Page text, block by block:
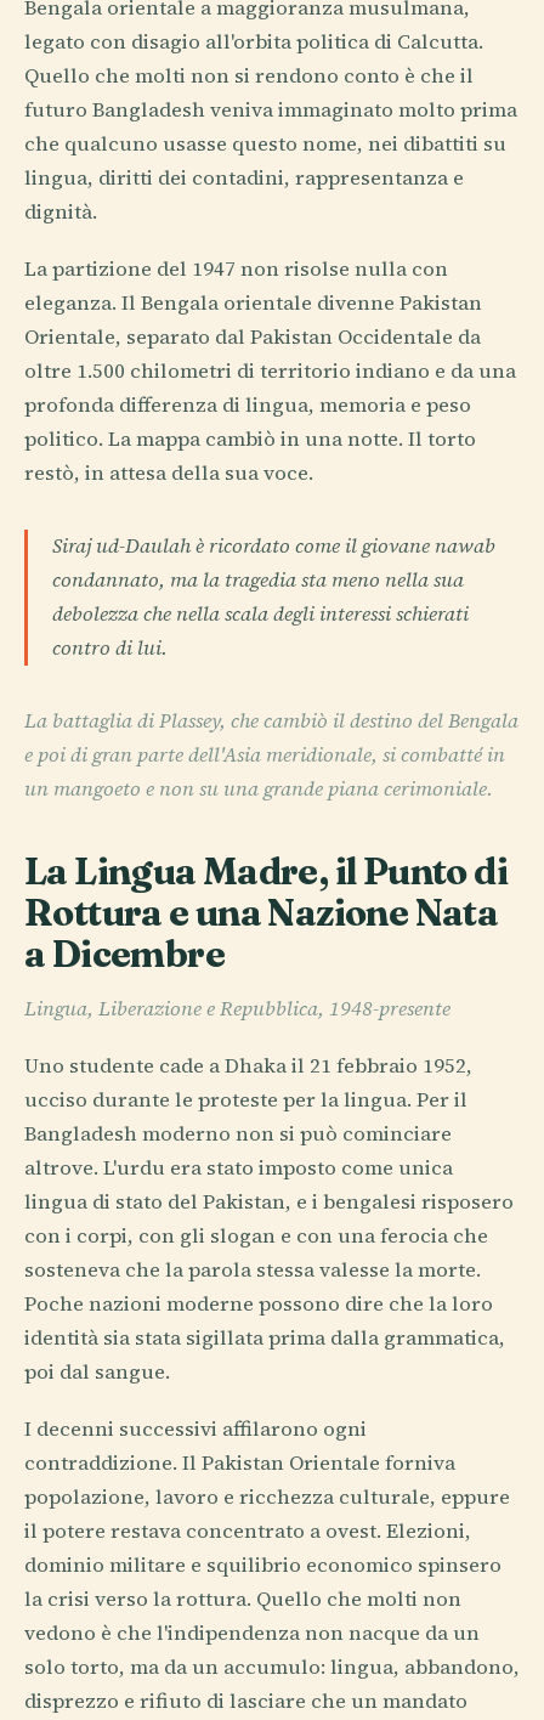
Bengala orientale a maggioranza musulmana,
legato con disagio all'orbita politica di Calcutta.
Quello che molti non si rendono conto è che il
futuro Bangladesh veniva immaginato molto prima
che qualcuno usasse questo nome, nei dibattiti su
lingua, diritti dei contadini, rappresentanza e
dignità.
La partizione del 1947 non risolse nulla con
eleganza. Il Bengala orientale divenne Pakistan
Orientale, separato dal Pakistan Occidentale da
oltre 1.500 chilometri di territorio indiano e da una
profonda differenza di lingua, memoria e peso
politico. La mappa cambiò in una notte. Il torto
restò, in attesa della sua voce.
Siraj ud-Daulah è ricordato come il giovane nawab
condannato, ma la tragedia sta meno nella sua
debolezza che nella scala degli interessi schierati
contro di lui.
La battaglia di Plassey, che cambiò il destino del Bengala
e poi di gran parte dell'Asia meridionale, si combatté in
un mangoeto e non su una grande piana cerimoniale.
La Lingua Madre, il Punto di
Rottura e una Nazione Nata
a Dicembre
Lingua, Liberazione e Repubblica, 1948-presente
Uno studente cade a Dhaka il 21 febbraio 1952,
ucciso durante le proteste per la lingua. Per il
Bangladesh moderno non si può cominciare
altrove. L'urdu era stato imposto come unica
lingua di stato del Pakistan, e i bengalesi risposero
con i corpi, con gli slogan e con una ferocia che
sosteneva che la parola stessa valesse la morte.
Poche nazioni moderne possono dire che la loro
identità sia stata sigillata prima dalla grammatica,
poi dal sangue.
I decenni successivi affilarono ogni
contraddizione. Il Pakistan Orientale forniva
popolazione, lavoro e ricchezza culturale, eppure
il potere restava concentrato a ovest. Elezioni,
dominio militare e squilibrio economico spinsero
la crisi verso la rottura. Quello che molti non
vedono è che l'indipendenza non nacque da un
solo torto, ma da un accumulo: lingua, abbandono,
disprezzo e rifiuto di lasciare che un mandato